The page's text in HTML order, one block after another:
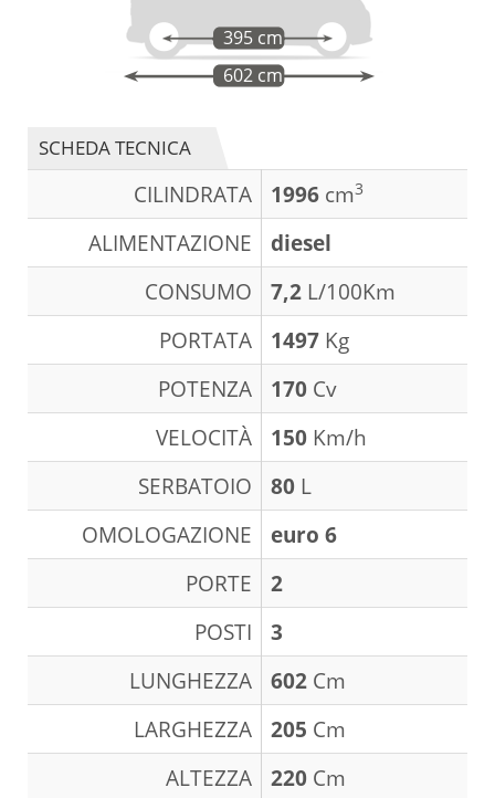
602 cm
395 cm
SCHEDA TECNICA
CILINDRATA 1996 cm3
ALIMENTAZIONE
diesel
CONSUMO
7,2 L/100Km
PORTATA
1497 Kg
POTENZA
170 Cv
VELOCITÀ
150 Km/h
SERBATOIO
80 L
OMOLOGAZIONE
euro 6
PORTE
2
POSTI
3
LUNGHEZZA
602 Cm
LARGHEZZA
205 Cm
ALTEZZA
220 Cm